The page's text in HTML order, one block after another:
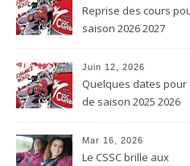
Reprise des cours
saison 2026 2027
Juin 12, 2026
Quelques dates pour
de saison 2025 2026
Mar 16, 2026
Le CSSC brille aux